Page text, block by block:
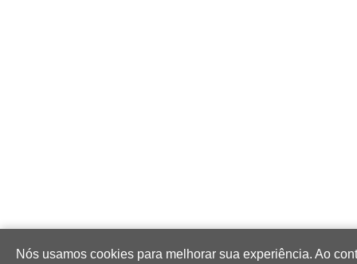
Nós usamos cookies para melhorar sua experiência. Ao